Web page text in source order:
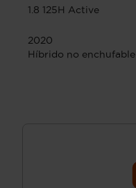
1.8 125H Active
2020
Híbrido no enchufable